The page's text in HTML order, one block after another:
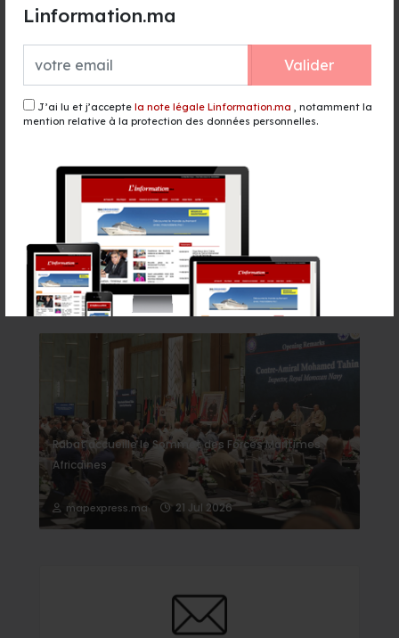
Linformation.ma
Valider
J’ai lu et j’accepte la note légale Linformation.ma , notamment la
mention relative à la protection des données personnelles.
il y a 14 heures - Sport
TGCC décroche le marché de
reconstruction du stade Tessema
pour 1,82 milliard de DH
il y a 15 heures - Sport
Ryanair accélère son
développement au Maroc
il y a 15 heures - Finance & Economie
Événement
Rabat accueille le Sommet des Forces Maritimes
Africaines
mapexpress.ma 21 Jul 2026